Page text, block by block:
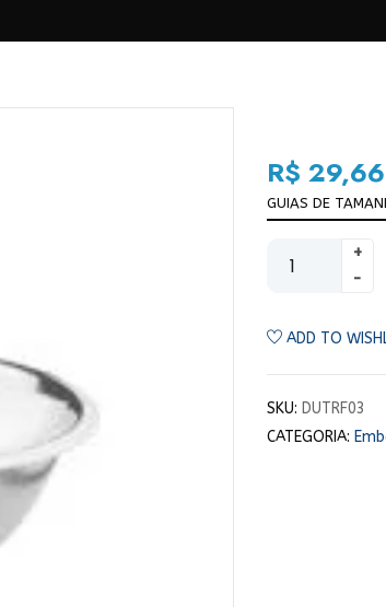
R$ 29,66
GUIAS DE
ADD TO
SKU: DUTRF03
CATEGORIA: